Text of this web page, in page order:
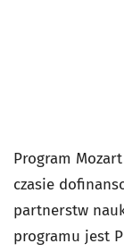
Program
czasie
partnerstw
programu jest